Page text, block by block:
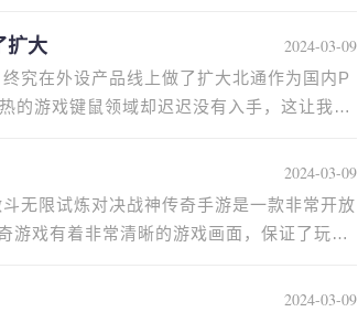
扩大
究在外设产品线上做了扩大北通作为国内P
的游戏键鼠领域却迟迟没有入手，这让我一
2024-03-09
无限试炼对决战神传奇手游是一款非常开放
游戏有着非常清晰的游戏画面，保证了玩家
2024-03-09
2024-03-09